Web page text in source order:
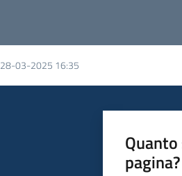
28-03-2025 16:35
pagina?